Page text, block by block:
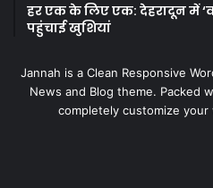
हर एक के लिए एक: देहरादून में
पहुंचाई खुशियां
Jannah is a Clean Responsive
News and Blog theme. Packed
completely customize